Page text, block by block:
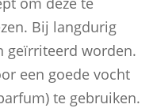
Bij langdurig
geïrriteerd worden.
een goede vocht
te gebruiken.